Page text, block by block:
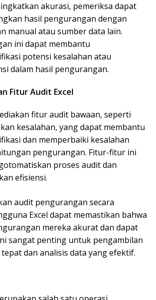
akurasi, pemeriksa dapat
hasil pengurangan dengan
manual atau sumber data lain.
ini dapat membantu
potensi kesalahan atau
dalam hasil pengurangan.
Fitur Audit Excel
fitur audit bawaan, seperti
kesalahan, yang dapat membantu
dan memperbaiki kesalahan
pengurangan. Fitur-fitur ini
proses audit dan
efisiensi.
audit pengurangan secara
Excel dapat memastikan bahwa
mereka akurat dan dapat
sangat penting untuk pengambilan
dan analisis data yang efektif.